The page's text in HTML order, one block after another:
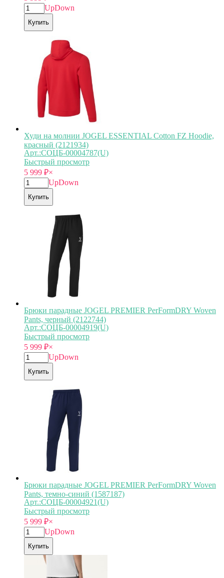
UpDown
Купить
Худи на молнии JOGEL ESSENTIAL Cotton FZ Hoodie,
красный (2121934)
Арт.:СОЦБ-00004787(U)
Быстрый просмотр
5 999 ₽×
UpDown
Купить
Брюки парадные JOGEL PREMIER PerFormDRY Woven
Pants, черный (2122744)
Арт.:СОЦБ-00004919(U)
Быстрый просмотр
5 999 ₽×
UpDown
Купить
Брюки парадные JOGEL PREMIER PerFormDRY Woven
Pants, темно-синий (1587187)
Арт.:СОЦБ-00004921(U)
Быстрый просмотр
5 999 ₽×
UpDown
Купить